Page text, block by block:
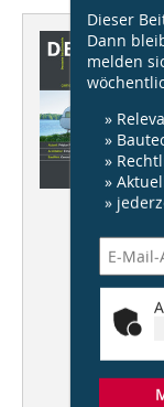
Dieser
Dann
melden
»
»
»
»
»